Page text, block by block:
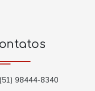
(51) 98444-8340